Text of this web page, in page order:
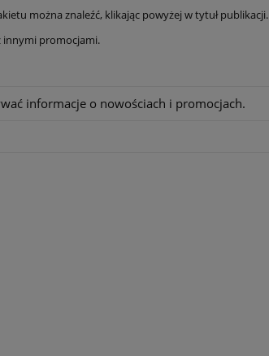
można znaleźć, klikając powyżej w tytuł publikacji.
innymi promocjami.
informacje o nowościach i promocjach.